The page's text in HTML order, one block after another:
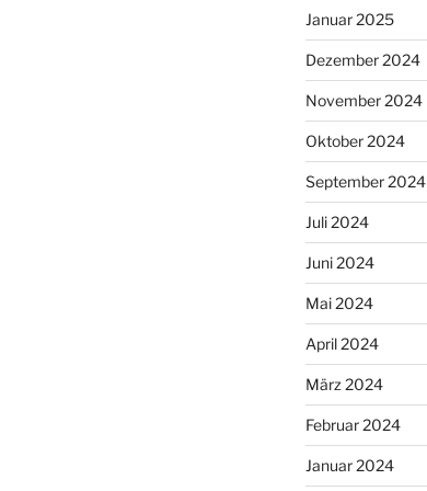
Januar 2025
Dezember 2024
November 2024
Oktober 2024
September 2024
Juli 2024
Juni 2024
Mai 2024
April 2024
März 2024
Februar 2024
Januar 2024